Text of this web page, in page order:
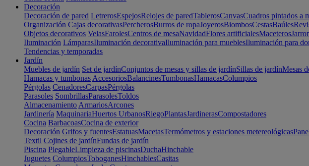
Decoración
Decoración de pared LetrerosEspejosRelojes de paredTablerosCanvasCuadros pintados a
Organización Cajas decorativasPercherosBurros de ropaJoyerosBiombosCestasBaúles
Objetos decorativos VelasFarolesCentros de mesaNavidadFlores artificialesMaceteros
Iluminación LámparasIluminación decorativaIluminación para mueblesIluminación para
Tendencias y temporadas
Jardín
Muebles de jardín Set de jardínConjuntos de mesas y sillas de jardínSillas de jardínMesas
Hamacas y tumbonas AccesoriosBalancinesTumbonasHamacasColumpios
Pérgolas CenadoresCarpasPérgolas
Parasoles SombrillasParasolesToldos
Almacenamiento ArmariosArcones
Jardinería MaquinariaHuertos UrbanosRiegoPlantasJardinerasCompostadores
Cocina BarbacoasCocina de exterior
Decoración Grifos y fuentesEstatuasMacetasTermómetros y estaciones metereológicas
Textil Cojines de jardínFundas de jardín
Piscina PlegableLimpieza de piscinasDuchaHinchable
Juguetes ColumpiosToboganesHinchablesCasitas